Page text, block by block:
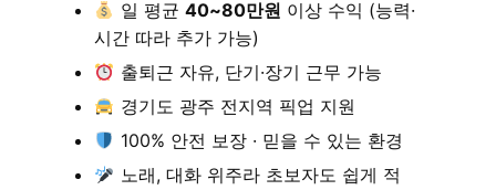
일 평균 40~80만원 이상 수익 (능력·
시간 따라 추가 가능)
출퇴근 자유, 단기·장기 근무 가능
경기도 광주 전지역 픽업 지원
100% 안전 보장 · 믿을 수 있는 환경
노래, 대화 위주라 초보자도 쉽게 적